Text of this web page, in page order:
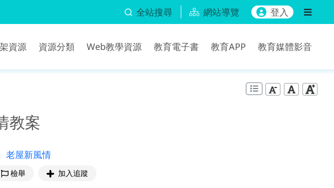
全站搜尋 網站導覽 登入
資源 資源分類 Web教學資源 教育電子書 教育APP 教育媒體影音
教案
老屋新風情
檢舉 加入追蹤